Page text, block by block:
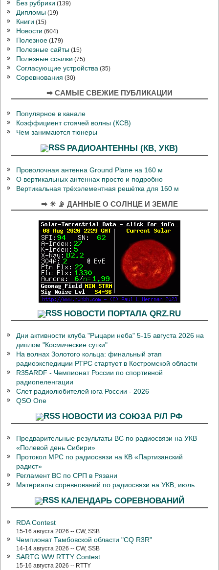
Без рубрики (139)
Дипломы (19)
Книги (15)
Новости (604)
Полезное (179)
Полезные сайты (15)
Полезные ссылки (75)
Согласующие устройства (35)
Соревнования (30)
➡ САМЫЕ СВЕЖИЕ ПУБЛИКАЦИИ
Популярное в канале
Коэффициент стоячей волны (КСВ)
Чем занимаются тюнеры
РАДИОАНТЕННЫ (КВ, УКВ)
Проволочная антенна Ground Plane на 160 м
О вертикальных антеннах просто и подробно
Вертикальная трёхэлементная решётка для 160 м
➡ ☀ 📡 ДАННЫЕ О СОЛНЦЕ И ЗЕМЛЕ
НОВОСТИ ПОРТАЛА QRZ.RU
Дни активности клуба "Рыцари неба" 5-15 августа 2026 на
диплом "Космические сутки"
На волнах Золотого кольца: финальный этап
радиоэкспедиции РТРС стартует в Костромской области
R35ARDF - Чемпионат России по спортивной
радиопеленгации
Слет радиолюбителей юга России - 2026
QSO One
НОВОСТИ ИЗ СОЮЗА Р/Л РФ
Предварительные результаты ВС по радиосвязи на УКВ
«Полевой день Сибири»
Протокол МРС по радиосвязи на КВ «Партизанский
радист»
Регламент ВС по СРП в Рязани
Материалы соревнований по радиосвязи на УКВ, июль
КАЛЕНДАРЬ СОРЕВНОВАНИЙ
RDA Contest
15-16 августа 2026 -- CW, SSB
Чемпионат Тамбовской области "CQ R3R"
14-14 августа 2026 -- CW, SSB
SARTG WW RTTY Contest
15-16 августа 2026 -- RTTY